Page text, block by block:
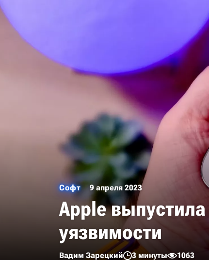
Софт 9 апреля 2023
Apple
уязвимости
Вадим Зарецкий 3 минуты 1063